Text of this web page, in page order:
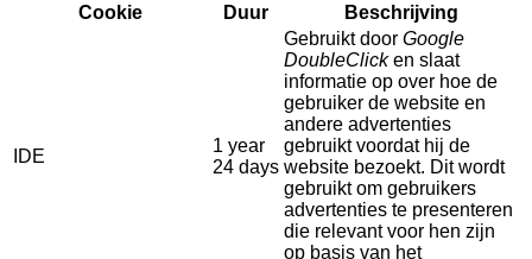
Cookie
Duur Beschrijving
IDE
1 year
24 days
Gebruikt door Google
DoubleClicken slaat
informatie op over hoe de
gebruiker de website en
andere advertenties
gebruikt voordat hij de
website bezoekt. Dit wordt
gebruikt om gebruikers
advertenties te presenteren
die relevant voor hen zijn
op basis van het